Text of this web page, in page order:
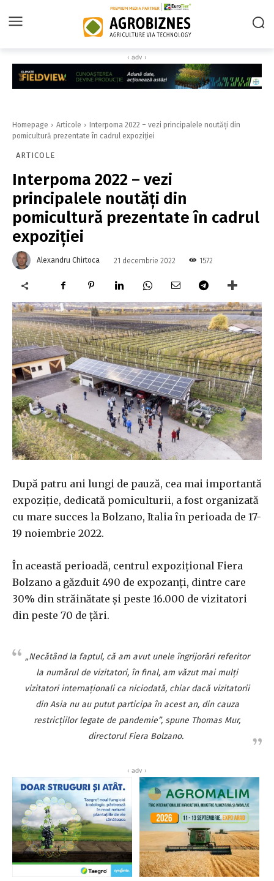
‹ adv ›
Homepage Articole
Interpoma 2022 – vezi principalele noutăți din
pomicultură prezentate în cadrul expoziției
ARTICOLE
Interpoma 2022 – vezi
principalele noutăți din
pomicultură prezentate în cadrul
expoziției
Alexandru Chirtoca 21 decembrie 2022 1572
După patru ani lungi de pauză, cea mai importantă
expoziție, dedicată pomiculturii, a fost organizată
cu mare succes la Bolzano, Italia în perioada de 17-
19 noiembrie 2022.
În această perioadă, centrul expozițional Fiera
Bolzano a găzduit 490 de expozanți, dintre care
30% din străinătate și peste 16.000 de vizitatori
din peste 70 de țări.
„Necătând la faptul, că am avut unele îngrijorări referitor
la numărul de vizitatori, în final, am văzut mai mulți
vizitatori internaționali ca niciodată, chiar dacă vizitatorii
din Asia nu au putut participa în acest an, din cauza
restricțiilor legate de pandemie”, spune Thomas Mur,
directorul Fiera Bolzano.
‹ adv ›